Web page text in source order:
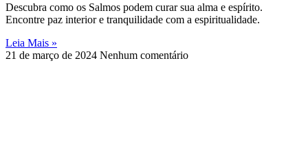
Descubra como os Salmos podem curar sua alma e espírito.
Encontre paz interior e tranquilidade com a espiritualidade.
Leia Mais »
21 de março de 2024 Nenhum comentário